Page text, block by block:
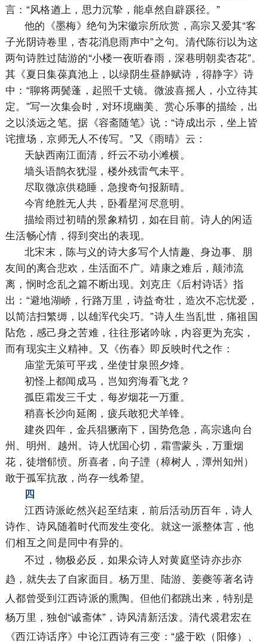
言：“风格遒上，思力沉挚，能卓然自辟蹊径。”
他的《墨梅》绝句为宋徽宗所欣赏，高宗又爱其“客
子光阴诗卷里，杏花消息雨声中”之句。清代陈衍以为这
两句诗胜过陆游的“小楼一夜听春雨，深巷明朝卖杏花”。
其《夏日集葆真池上，以绿阴生昼静赋诗，得静字》诗
中：“聊将两鬓蓬，起照千丈镜。微波喜摇人，小立待其
定。”写一次集会时，对环境幽美、赏心乐事的描绘，出
之以淡远之笔。据《容斋随笔》说：“诗成出示，坐上皆
诧擅场，京师无人不传写。”又《雨晴》云：
天缺西南江面清，纤云不动小滩横。
墙头语鹊衣犹湿，楼外残雷气未平。
尽取微凉供稳睡，急搜奇句报新晴。
今宵绝胜无人共，卧看星河尽意明。
描绘雨过初晴的景象精切，如在目前。诗人的闲适
生活畅心情，得到突出的表现。
北宋末，陈与义的诗大多写个人情趣、身边事、朋
友间的离合悲欢，生活面不广。靖康之难后，颠沛流
离，悯时念乱之篇不断出现。刘克庄《后村诗话》指
出：“避地湖峤，行路万里，诗益奇壮，造次不忘忧爱，
以简洁扫繁缛，以雄浑代尖巧。”诗人生当乱世，痛祖国
阽危，感己身之苦难，往往形诸吟咏，内容更为充实，
而有现实主义精神。又《伤春》即反映时代之作：
庙堂无策可平戎，坐使甘泉照夕烽。
初怪上都闻成马，岂知穷海看飞龙？
孤臣霜发三千丈，每岁烟花一万重。
稍喜长沙向延阁，疲兵敢犯犬羊锋。
建炎四年，金兵猖獗南下，国势危急，高宗逃向台
州、明州、越州。诗人忧国心切，霜雪蒙头，万重烟
花，徒增郁愤。所喜者，向子諲（樟树人，潭州知州）
敢于孤军抗敌，尚存一线希望。
四
江西诗派屹然兴起至结束，前后活动历百年，诗人
诗作、诗风随着时代而发生变化。就这一派整体言，他
们相互之间是同中有异的。
不过，物极必反，如果众诗人对黄庭坚诗亦步亦
趋，就失去了自家面目。杨万里、陆游、姜夔等著名诗
人都曾受到江西诗派的熏陶。但他们都跳出来，特别是
杨万里，独创“诚斋体”，诗风清新活泼。清代裘君宏在
《西江诗话序》中论江西诗有三变：“盛于欧（阳修）、